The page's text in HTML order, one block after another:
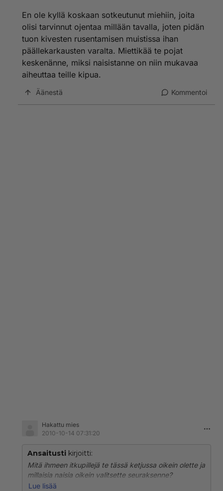
En ole kyllä koskaan sotkeutunut miehiin, joita
olisi tarvinnut ojentaa millään tavalla, joten pidän
tuon kivesten rusentamisen muistissa ihan
päällekarkausten varalta. Miettikää te pojat
keskenänne, miksi naisistanne on niin mukavaa
aiheuttaa teille kipua.
Äänestä Kommentoi
Hakattu mies
2010-10-14 07:31:20
Ansaitusti kirjoitti:
Mitä ihmeen itkupillejä te tässä ketjussa oikein olette ja
millaisia naisia oikein valitsette seuraksenne?
Lue lisää